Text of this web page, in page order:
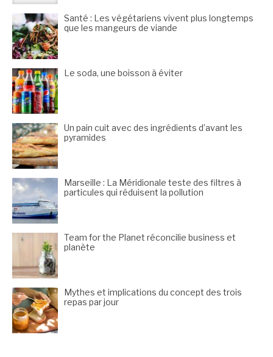
Santé : Les végétariens vivent plus longtemps
que les mangeurs de viande
Le soda, une boisson à éviter
Un pain cuit avec des ingrédients d’avant les
pyramides
Marseille : La Méridionale teste des filtres à
particules qui réduisent la pollution
Team for the Planet réconcilie business et
planète
Mythes et implications du concept des trois
repas par jour